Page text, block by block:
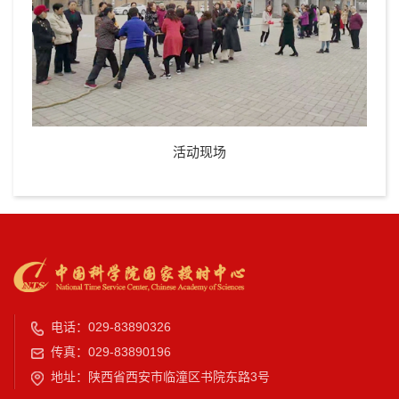
活动现场
电话：029-83890326
传真：029-83890196
地址：陕西省西安市临潼区书院东路3号